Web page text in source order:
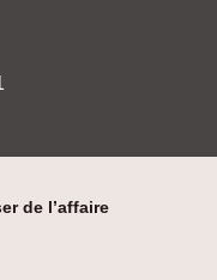
de l’affaire